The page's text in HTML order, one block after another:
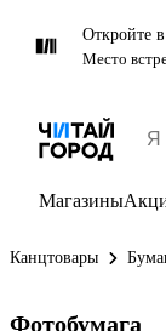
Откройте
Место
Магазины
Канцтовары
Фотобумага